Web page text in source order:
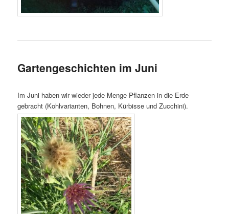
Gartengeschichten im Juni
Im Juni haben wir wieder jede Menge Pflanzen in die Erde
gebracht (Kohlvarianten, Bohnen, Kürbisse und Zucchini).